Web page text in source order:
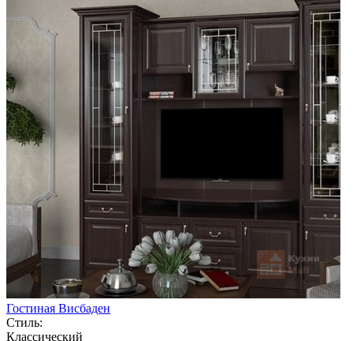
Гостиная Висбаден
Стиль:
Классический